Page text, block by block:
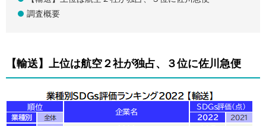
調査概要
【輸送】上位は航空２社が独占、３位に佐川急便